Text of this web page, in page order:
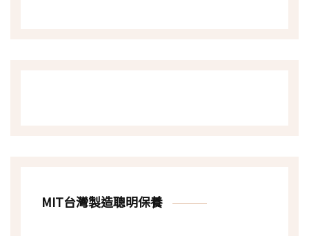
MIT台灣製造聰明保養